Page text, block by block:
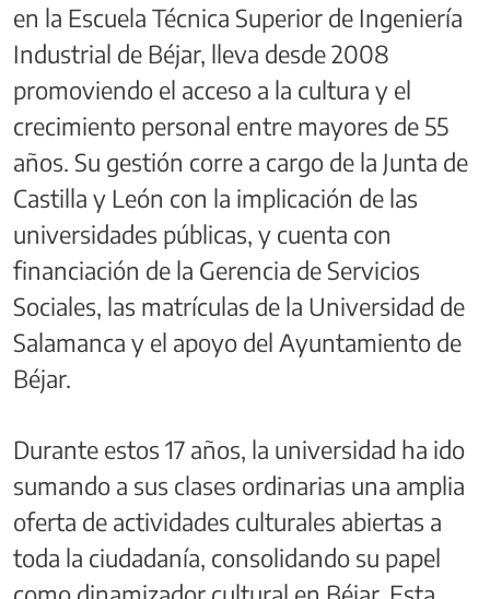
en la Escuela Técnica Superior de Ingeniería
Industrial de Béjar, lleva desde 2008
promoviendo el acceso a la cultura y el
crecimiento personal entre mayores de 55
años. Su gestión corre a cargo de la Junta de
Castilla y León con la implicación de las
universidades públicas, y cuenta con
financiación de la Gerencia de Servicios
Sociales, las matrículas de la Universidad de
Salamanca y el apoyo del Ayuntamiento de
Béjar.
Durante estos 17 años, la universidad ha ido
sumando a sus clases ordinarias una amplia
oferta de actividades culturales abiertas a
toda la ciudadanía, consolidando su papel